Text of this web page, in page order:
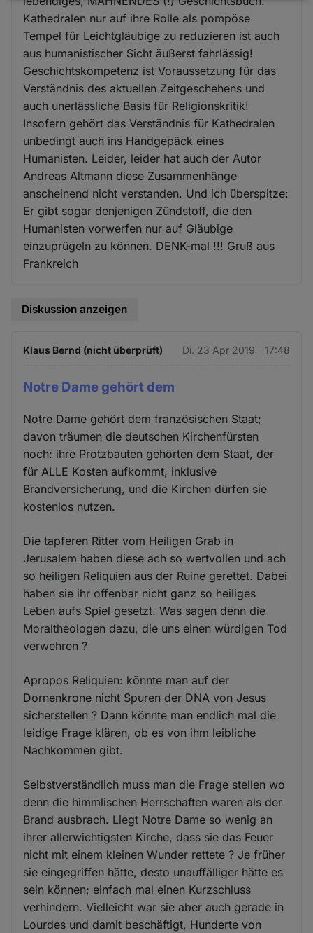
Kathedralen nur auf ihre Rolle als pompöse
Tempel für Leichtgläubige zu reduzieren ist auch
aus humanistischer Sicht äußerst fahrlässig!
Geschichtskompetenz ist Voraussetzung für das
Verständnis des aktuellen Zeitgeschehens und
auch unerlässliche Basis für Religionskritik!
Insofern gehört das Verständnis für Kathedralen
unbedingt auch ins Handgepäck eines
Humanisten. Leider, leider hat auch der Autor
Andreas Altmann diese Zusammenhänge
anscheinend nicht verstanden. Und ich überspitze:
Er gibt sogar denjenigen Zündstoff, die den
Humanisten vorwerfen nur auf Gläubige
einzuprügeln zu können. DENK-mal !!! Gruß aus
Frankreich
Diskussion anzeigen
Klaus Bernd (nicht überprüft) Di. 23 Apr 2019 - 17:48
Notre Dame gehört dem
Notre Dame gehört dem französischen Staat;
davon träumen die deutschen Kirchenfürsten
noch: ihre Protzbauten gehörten dem Staat, der
für ALLE Kosten aufkommt, inklusive
Brandversicherung, und die Kirchen dürfen sie
kostenlos nutzen.
Die tapferen Ritter vom Heiligen Grab in
Jerusalem haben diese ach so wertvollen und ach
so heiligen Reliquien aus der Ruine gerettet. Dabei
haben sie ihr offenbar nicht ganz so heiliges
Leben aufs Spiel gesetzt. Was sagen denn die
Moraltheologen dazu, die uns einen würdigen Tod
verwehren ?
Apropos Reliquien: könnte man auf der
Dornenkrone nicht Spuren der DNA von Jesus
sicherstellen ? Dann könnte man endlich mal die
leidige Frage klären, ob es von ihm leibliche
Nachkommen gibt.
Selbstverständlich muss man die Frage stellen wo
denn die himmlischen Herrschaften waren als der
Brand ausbrach. Liegt Notre Dame so wenig an
ihrer allerwichtigsten Kirche, dass sie das Feuer
nicht mit einem kleinen Wunder rettete ? Je früher
sie eingegriffen hätte, desto unauffälliger hätte es
sein können; einfach mal einen Kurzschluss
verhindern. Vielleicht war sie aber auch gerade in
Lourdes und damit beschäftigt, Hunderte von
und
Cookies